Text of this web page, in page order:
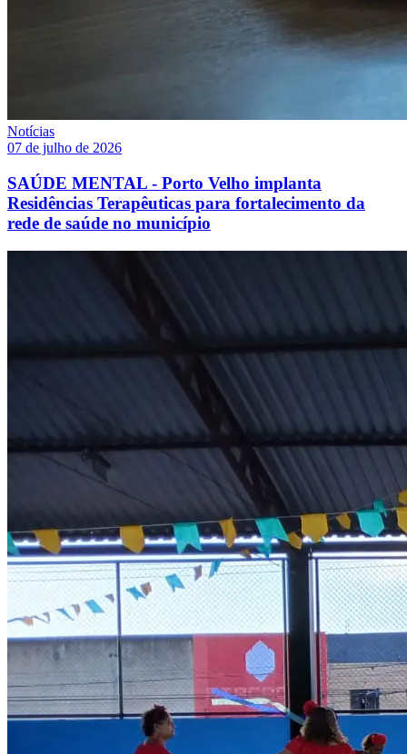
Notícias
07 de julho de 2026
SAÚDE MENTAL - Porto Velho implanta
Residências Terapêuticas para fortalecimento da
rede de saúde no município